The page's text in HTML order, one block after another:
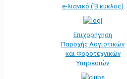
e-λιανικό (΄Β κύκλος)
Επιχορήγηση
Παροχής Λογιστικών
και Φοροτεχνικών
Υπηρεσιών